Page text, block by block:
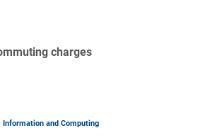
charges
Information and Computing